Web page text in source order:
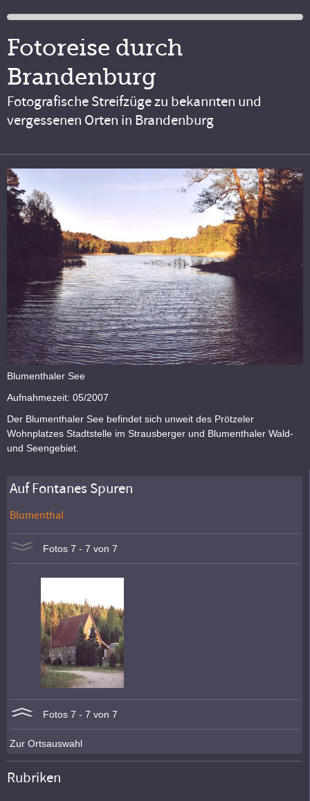
Fotoreise durch
Brandenburg
Fotografische Streifzüge zu bekannten und
vergessenen Orten in Brandenburg
Blumenthaler See
Aufnahmezeit: 05/2007
Der Blumenthaler See befindet sich unweit des Prötzeler
Wohnplatzes Stadtstelle im Strausberger und Blumenthaler Wald-
und Seengebiet.
Auf Fontanes Spuren
Blumenthal
Fotos 7 - 7 von 7
Fotos 7 - 7 von 7
Zur Ortsauswahl
Rubriken